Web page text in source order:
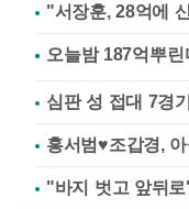
"서장훈, 28억에
심판 성 접대 7경
홍서범♥조갑경,
"바지 벗고 앞뒤